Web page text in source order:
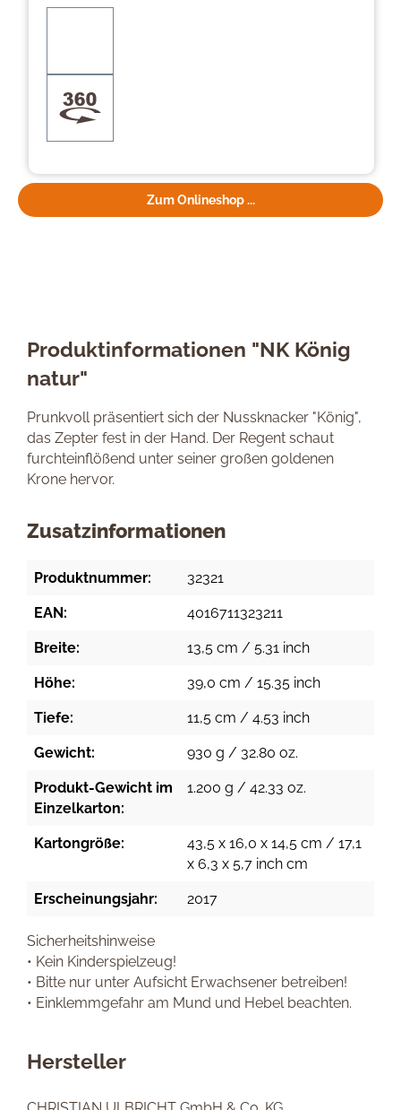
Zum Onlineshop ...
Produktinformationen "NK König
natur"
Prunkvoll präsentiert sich der Nussknacker "König",
das Zepter fest in der Hand. Der Regent schaut
furchteinflößend unter seiner großen goldenen
Krone hervor.
Zusatzinformationen
Produktnummer: 32321
EAN: 4016711323211
Breite: 13,5 cm / 5.31 inch
Höhe: 39,0 cm / 15.35 inch
Tiefe: 11,5 cm / 4.53 inch
Gewicht: 930 g / 32.80 oz.
Produkt-Gewicht im
Einzelkarton:
1.200 g / 42.33 oz.
Kartongröße:
43,5 x 16,0 x 14,5 cm / 17,1
x 6,3 x 5,7 inch cm
Erscheinungsjahr: 2017
Sicherheitshinweise
• Kein Kinderspielzeug!
• Bitte nur unter Aufsicht Erwachsener betreiben!
• Einklemmgefahr am Mund und Hebel beachten.
Hersteller